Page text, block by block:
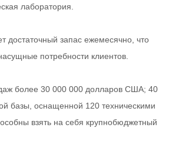
лаборатория.
достаточный запас ежемесячно, что
потребности клиентов.
более 30 000 000 долларов США; 40
базы, оснащенной 120 техническими
взять на себя крупнобюджетный